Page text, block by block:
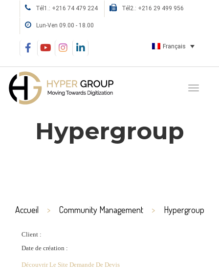
Tél1.: +216 74 479 224 Tél2.: +216 29 499 956
Lun-Ven 09.00 - 18.00
Français
Hypergroup
Accueil Community Management Hypergroup
Client :
Date de création :
Découvrir Le Site Demande De Devis